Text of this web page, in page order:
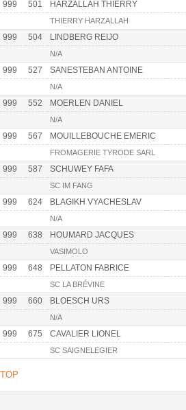
999 501 HARZALLAH THIERRY
THIERRY HARZALLAH
999 504 LINDBERG REIJO
N/A
999 527 SANESTEBAN ANTOINE
N/A
999 552 MOERLEN DANIEL
N/A
999 567 MOUILLEBOUCHE EMERIC
FROMAGERIE TYRODE SARL
999 587 SCHUWEY FAFA
SC IM FANG
999 624 BLAGIKH VYACHESLAV
N/A
999 638 HOUMARD JACQUES
VASIMOLO
999 648 PELLATON FABRICE
SC LA BRÉVINE
999 660 BLOESCH URS
N/A
999 675 CAVALIER LIONEL
SC SAIGNELEGIER
TOP